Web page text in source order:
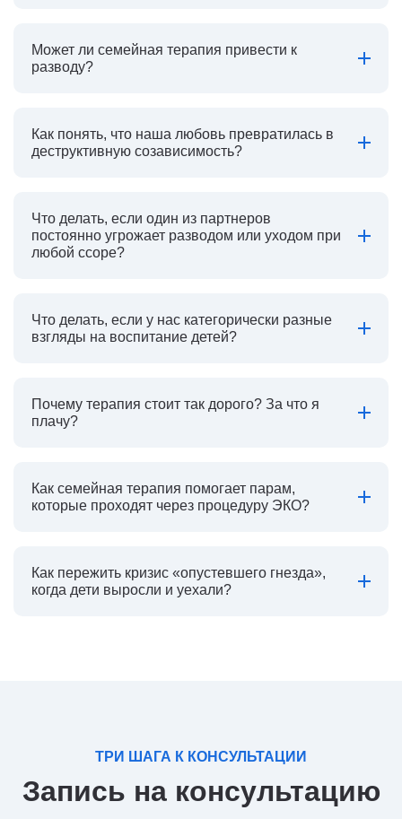
Может ли семейная терапия привести к
разводу?
Как понять, что наша любовь превратилась в
деструктивную созависимость?
Что делать, если один из партнеров
постоянно угрожает разводом или уходом при
любой ссоре?
Что делать, если у нас категорически разные
взгляды на воспитание детей?
Почему терапия стоит так дорого? За что я
плачу?
Как семейная терапия помогает парам,
которые проходят через процедуру ЭКО?
Как пережить кризис «опустевшего гнезда»,
когда дети выросли и уехали?
ТРИ ШАГА К КОНСУЛЬТАЦИИ
Запись на консультацию